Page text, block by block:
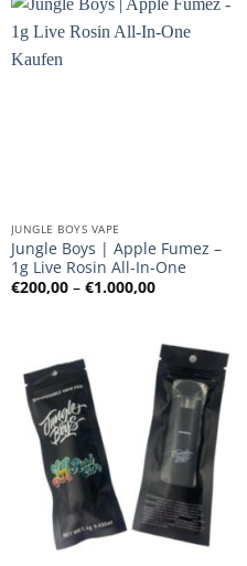
JUNGLE BOYS VAPE
Jungle Boys | Apple Fumez –
1g Live Rosin All-In-One
€200,00 – €1.000,00
€200,00